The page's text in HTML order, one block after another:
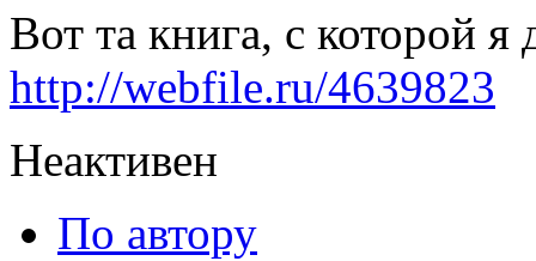
Вот та книга, с которой я
http://webfile.ru/4639823
Неактивен
По автору